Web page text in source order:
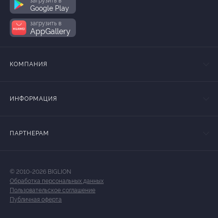
Google Play
загрузить в
AppGallery
КОМПАНИЯ
ИНФОРМАЦИЯ
ПАРТНЕРАМ
© 2010-2026 BIGLION
Обработка персональных данных
Пользовательское соглашение
Публичная оферта